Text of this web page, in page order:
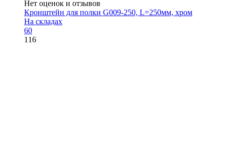
Нет оценок и отзывов
Кронштейн для полки G009-250, L=250мм, хром
На складах
60
116